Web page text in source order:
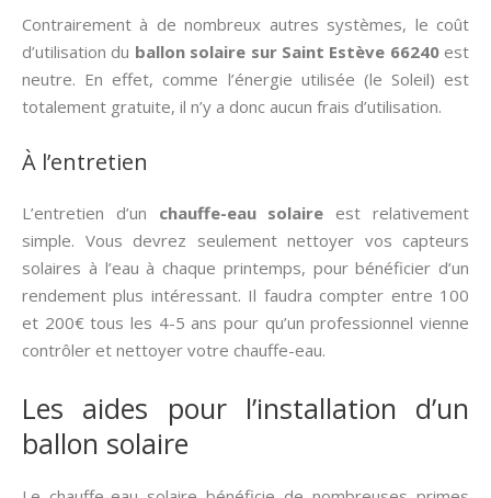
Contrairement à de nombreux autres systèmes, le coût
d’utilisation du ballon solaire sur Saint Estève 66240est
neutre. En effet, comme l’énergie utilisée (le Soleil) est
totalement gratuite, il n’y a donc aucun frais d’utilisation.
À l’entretien
L’entretien d’un chauffe-eau solaire est relativement
simple. Vous devrez seulement nettoyer vos capteurs
solaires à l’eau à chaque printemps, pour bénéficier d’un
rendement plus intéressant. Il faudra compter entre 100
et 200€ tous les 4-5 ans pour qu’un professionnel vienne
contrôler et nettoyer votre chauffe-eau.
Les aides pour l’installation d’un
ballon solaire